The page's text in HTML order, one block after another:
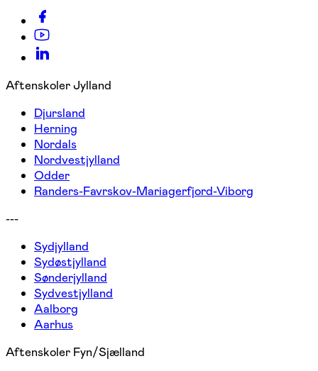
Aftenskoler Jylland
Djursland
Herning
Nordals
Nordvestjylland
Odder
Randers-Favrskov-Mariagerfjord-Viborg
---
Sydjylland
Sydøstjylland
Sønderjylland
Sydvestjylland
Aalborg
Aarhus
Aftenskoler Fyn/Sjælland